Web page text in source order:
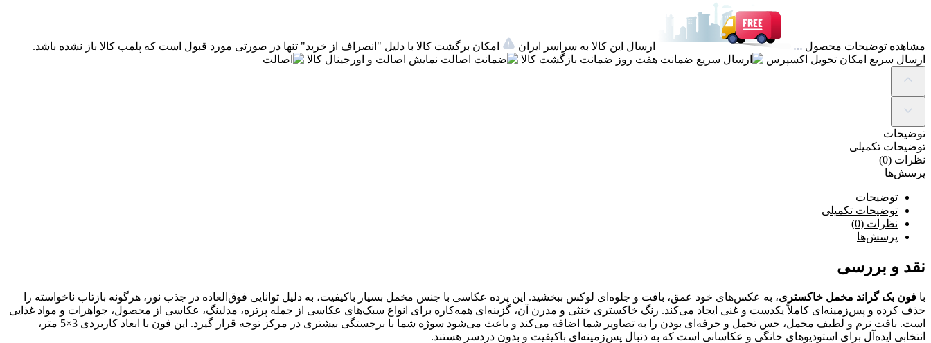
مشاهده توضیحات محصول ارسال این کالا به سراسر ایران
امکان برگشت کالا با دلیل "انصراف از خرید" تنها در صورتی مورد قبول است که پلمب کالا باز نشده باشد.
ارسال سریع امکان تحویل اکسپرس ضمانت هفت روز ضمانت بازگشت کالا اصالت نمایش اصالت و اورجینال کالا
توضیحات
توضیحات تکمیلی
نظرات (0)
پرسش‌ها
توضیحات
توضیحات تکمیلی
نظرات (0)
پرسش‌ها
نقد و بررسی
با فون بک گراند مخمل خاکستری، به عکس‌های خود عمق، بافت و جلوه‌ای لوکس ببخشید. این پرده عکاسی با جنس مخمل بسیار باکیفیت، به دلیل توانایی فوق‌العاده در جذب نور، هرگونه بازتاب ناخواسته را
حذف کرده و پس‌زمینه‌ای کاملاً یکدست و غنی ایجاد می‌کند. رنگ خاکستری خنثی و مدرن آن، گزینه‌ای همه‌کاره برای انواع سبک‌های عکاسی از جمله پرتره، مدلینگ، عکاسی از محصول، جواهرات و مواد غذایی
است. بافت نرم و لطیف مخمل، حس تجمل و حرفه‌ای بودن را به تصاویر شما اضافه می‌کند و باعث می‌شود سوژه شما با برجستگی بیشتری در مرکز توجه قرار گیرد. این فون با ابعاد کاربردی 3×5 متر،
انتخابی ایده‌آل برای استودیوهای خانگی و عکاسانی است که به دنبال پس‌زمینه‌ای باکیفیت و بدون دردسر هستند.